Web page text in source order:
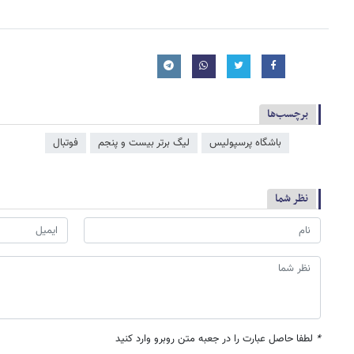
برچسب‌ها
باشگاه پرسپولیس لیگ برتر بیست و پنجم فوتبال
نظر شما
* لطفا حاصل عبارت را در جعبه متن روبرو وارد کنید